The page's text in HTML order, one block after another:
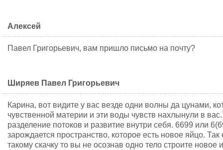
Алексей
Павел Григорьевич, вам пришло письмо на почту?
Ширяев Павел Григорьевич
Карина, вот видите у вас везде одни волны да цунами,
чувственной материи и эти воды чувств нахлынули в
разделение потоков и развитие внутри себя. 6699 или
зарождается пространство, которое есть новое яйцо.
такому скачку то вы не осознав одно тело строите новое